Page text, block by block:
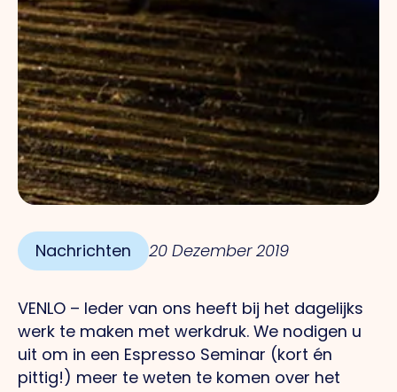
Nachrichten 20 Dezember 2019
VENLO – Ieder van ons heeft bij het dagelijks
werk te maken met werkdruk. We nodigen u
uit om in een Espresso Seminar (kort én
pittig!) meer te weten te komen over het